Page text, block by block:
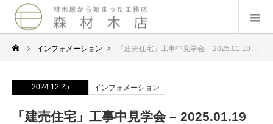
インフォメーション 「建売住宅」工事中見学会 – 2025.01.19 ＆ 02.01
2024.12.25 インフォメーション
「建売住宅」工事中見学会 – 2025.01.19